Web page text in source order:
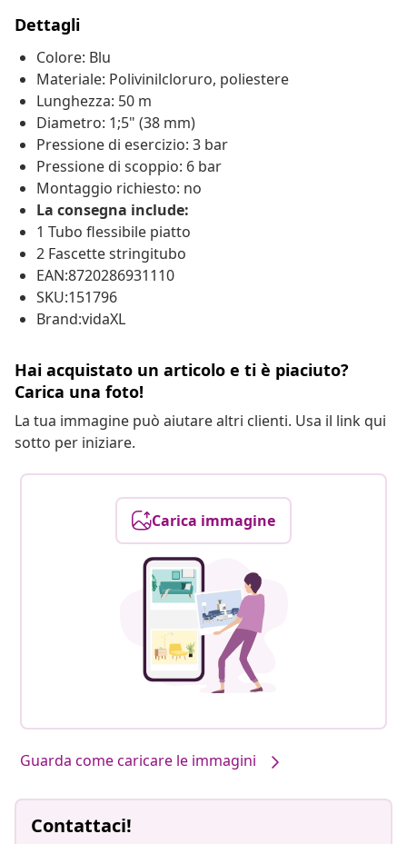
Dettagli
Colore: Blu
Materiale: Polivinilcloruro, poliestere
Lunghezza: 50 m
Diametro: 1;5" (38 mm)
Pressione di esercizio: 3 bar
Pressione di scoppio: 6 bar
Montaggio richiesto: no
La consegna include:
1 Tubo flessibile piatto
2 Fascette stringitubo
EAN:8720286931110
SKU:151796
Brand:vidaXL
Hai acquistato un articolo e ti è piaciuto?
Carica una foto!
La tua immagine può aiutare altri clienti. Usa il link qui
sotto per iniziare.
Carica immagine
Guarda come caricare le immagini
Contattaci!